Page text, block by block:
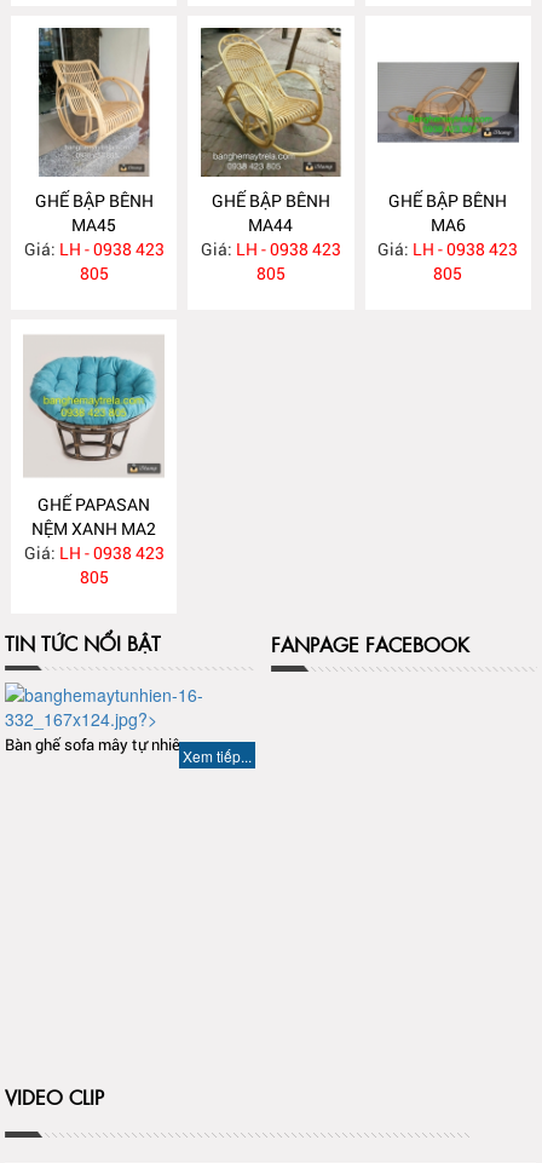
GHẾ BẬP BÊNH
MA45
Giá: LH - 0938 423
805
GHẾ BẬP BÊNH
MA44
Giá: LH - 0938 423
805
GHẾ BẬP BÊNH
MA6
Giá: LH - 0938 423
805
GHẾ PAPASAN
NỆM XANH MA2
Giá: LH - 0938 423
805
TIN TỨC NỔI BẬT
Bàn ghế sofa mây tự nhiên
Xem tiếp...
FANPAGE FACEBOOK
VIDEO CLIP